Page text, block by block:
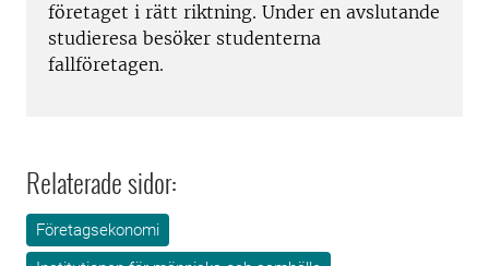
företaget i rätt riktning. Under en avslutande
studieresa besöker studenterna
fallföretagen.
Relaterade sidor:
Företagsekonomi